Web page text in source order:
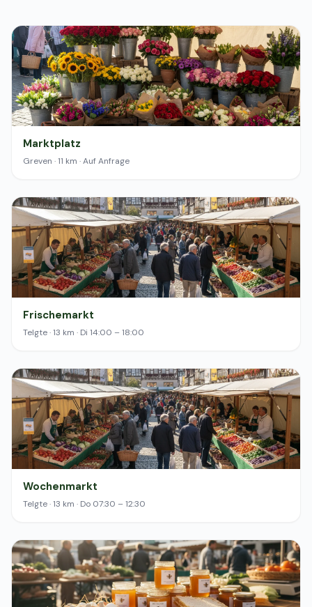
Marktplatz
Greven · 11 km · Auf Anfrage
Frischemarkt
Telgte · 13 km · Di 14:00 – 18:00
Wochenmarkt
Telgte · 13 km · Do 07:30 – 12:30